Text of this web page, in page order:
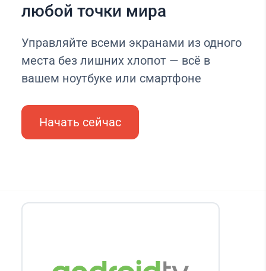
любой точки мира
Управляйте всеми экранами из одного
места без лишних хлопот — всё в
вашем ноутбуке или смартфоне
Начать сейчас